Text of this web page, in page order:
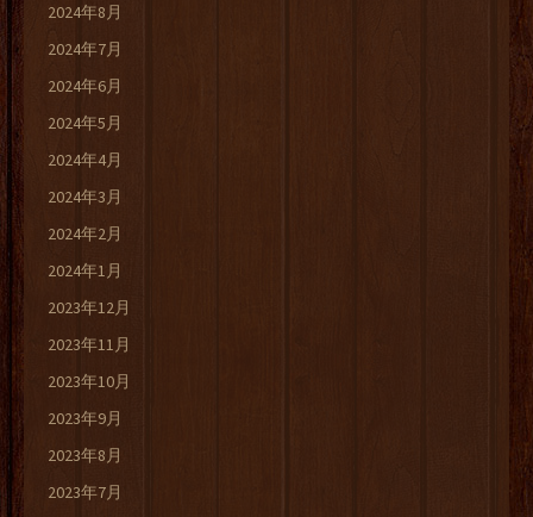
2024年8月
2024年7月
2024年6月
2024年5月
2024年4月
2024年3月
2024年2月
2024年1月
2023年12月
2023年11月
2023年10月
2023年9月
2023年8月
2023年7月